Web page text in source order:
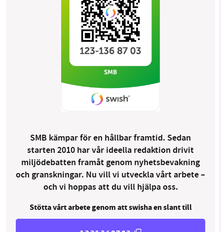
SMB kämpar för en hållbar framtid. Sedan
starten 2010 har vår ideella redaktion drivit
miljödebatten framåt genom nyhetsbevakning
och granskningar. Nu vill vi utveckla vårt arbete –
och vi hoppas att du vill hjälpa oss.
Stötta vårt arbete genom att swisha en slant till